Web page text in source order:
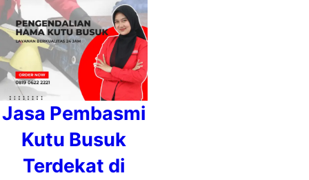
Jasa Pembasmi
Kutu Busuk
Terdekat di